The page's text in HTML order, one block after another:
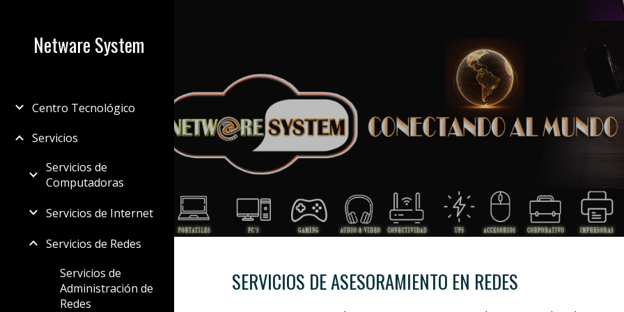
Netware System
Centro Tecnológico
Servicios
Servicios de
Computadoras
Servicios de Internet
Servicios de Redes
Servicios de
Administración de
Redes
SERVICIOS DE ASESORAMIENTO EN REDES